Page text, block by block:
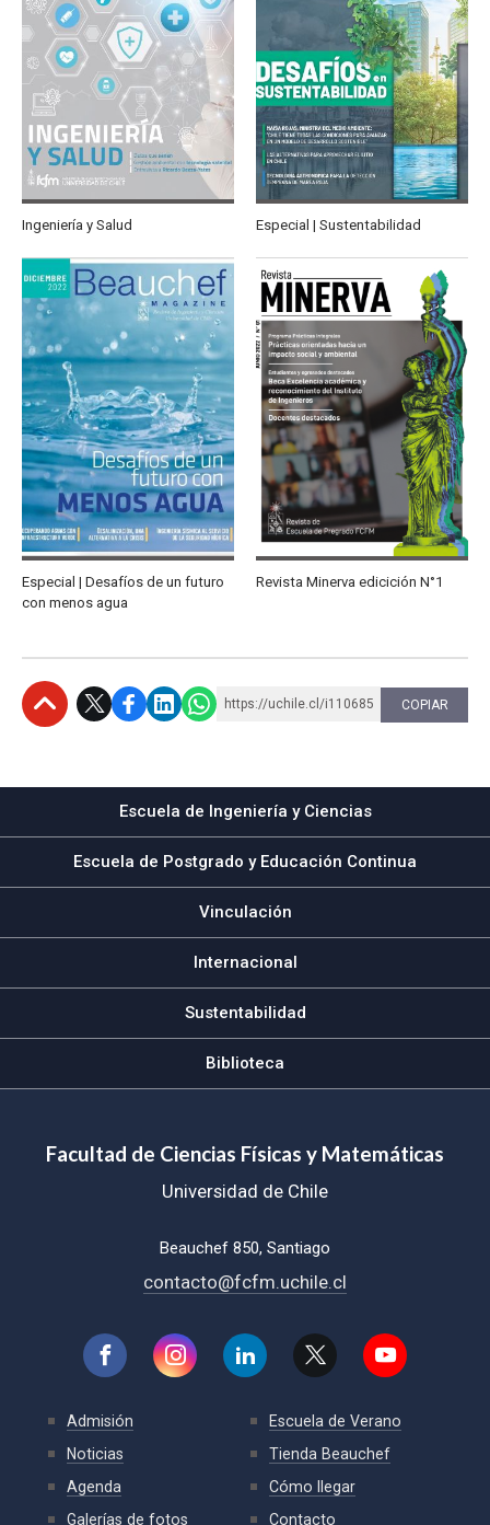
Ingeniería y Salud Especial | Sustentabilidad
Especial | Desafíos de un futuro
con menos agua
Revista Minerva edicición N°1
https://uchile.cl/i110685 COPIAR
Escuela de Ingeniería y Ciencias
Escuela de Postgrado y Educación Continua
Vinculación
Internacional
Sustentabilidad
Biblioteca
Facultad de Ciencias Físicas y Matemáticas
Universidad de Chile
Beauchef 850, Santiago
contacto@fcfm.uchile.cl
Admisión
Noticias
Agenda
Galerías de fotos
Escuela de Verano
Tienda Beauchef
Cómo llegar
Contacto